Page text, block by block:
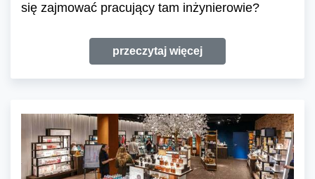
się zajmować pracujący tam inżynierowie?
przeczytaj więcej